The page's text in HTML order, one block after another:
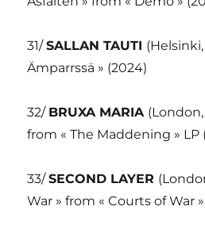
31/SALLAN TAUTI
Ämparrssä » (2024)
32/ BRUXA MARIA (London,
from « The Maddening » LP
33/SECOND LAYER
War » from « Courts of War